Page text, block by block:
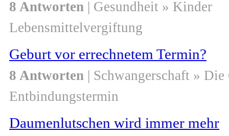
8 Antworten | Gesundheit » Kinder
Lebensmittelvergiftung
Geburt vor errechnetem Termin?
8 Antworten | Schwangerschaft » Die
Entbindungstermin
Daumenlutschen wird immer mehr